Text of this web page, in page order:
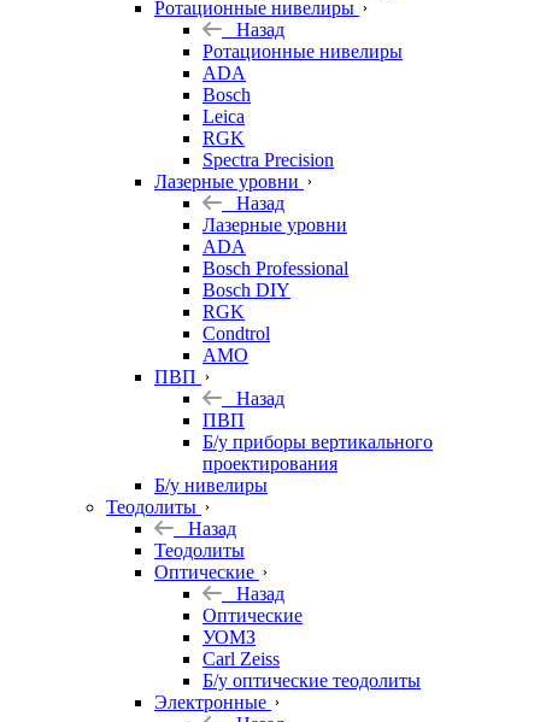
Ротационные нивелиры
Назад
Ротационные нивелиры
ADA
Bosch
Leica
RGK
Spectra Precision
Лазерные уровни
Назад
Лазерные уровни
ADA
Bosch Professional
Bosch DIY
RGK
Condtrol
AMO
ПВП
Назад
ПВП
Б/у приборы вертикального
проектирования
Б/у нивелиры
Теодолиты
Назад
Теодолиты
Оптические
Назад
Оптические
УОМЗ
Carl Zeiss
Б/у оптические теодолиты
Электронные